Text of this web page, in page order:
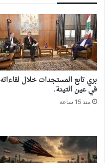
بري تابع المستجدات خلال لقاءاته
في عين التينة.
منذ 15 ساعة